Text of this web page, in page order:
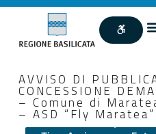
AVVISO DI
CONCESSIONE
– Comune di
– ASD “Fly Maratea”